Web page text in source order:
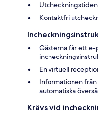
Utcheckningstiden
Kontaktfri
Gästerna får ett
En virtuell
Informationen
automatiska
Krävs vid